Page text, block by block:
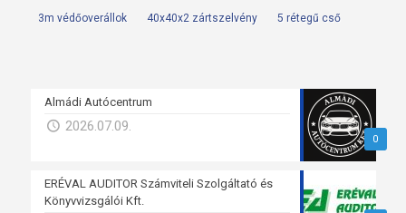
3m védőoverállok 40x40x2 zártszelvény 5 rétegű cső
0
Almádi Autócentrum
2026.07.09.
ERÉVAL AUDITOR Számviteli Szolgáltató és
Könyvvizsgálói Kft.